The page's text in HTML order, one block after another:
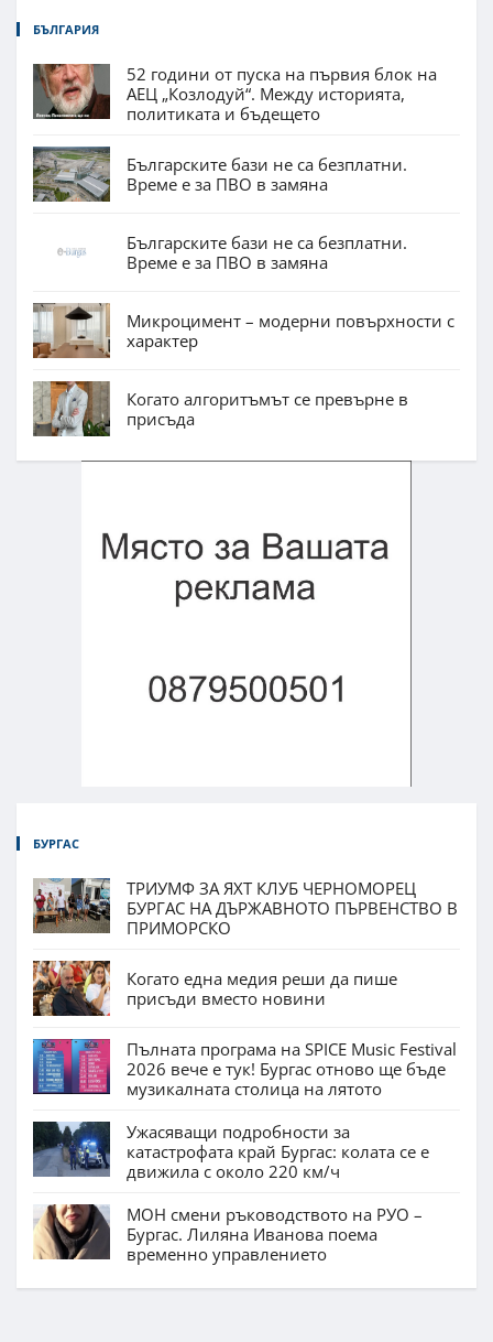
БЪЛГАРИЯ
52 години от пуска на първия блок на
АЕЦ „Козлодуй“. Между историята,
политиката и бъдещето
Българските бази не са безплатни.
Време е за ПВО в замяна
Българските бази не са безплатни.
Време е за ПВО в замяна
Микроцимент – модерни повърхности с
характер
Когато алгоритъмът се превърне в
присъда
БУРГАС
ТРИУМФ ЗА ЯХТ КЛУБ ЧЕРНОМОРЕЦ
БУРГАС НА ДЪРЖАВНОТО ПЪРВЕНСТВО В
ПРИМОРСКО
Когато една медия реши да пише
присъди вместо новини
Пълната програма на SPICE Music Festival
2026 вече е тук! Бургас отново ще бъде
музикалната столица на лятото
Ужасяващи подробности за
катастрофата край Бургас: колата се е
движила с около 220 км/ч
МОН смени ръководството на РУО –
Бургас. Лиляна Иванова поема
временно управлението